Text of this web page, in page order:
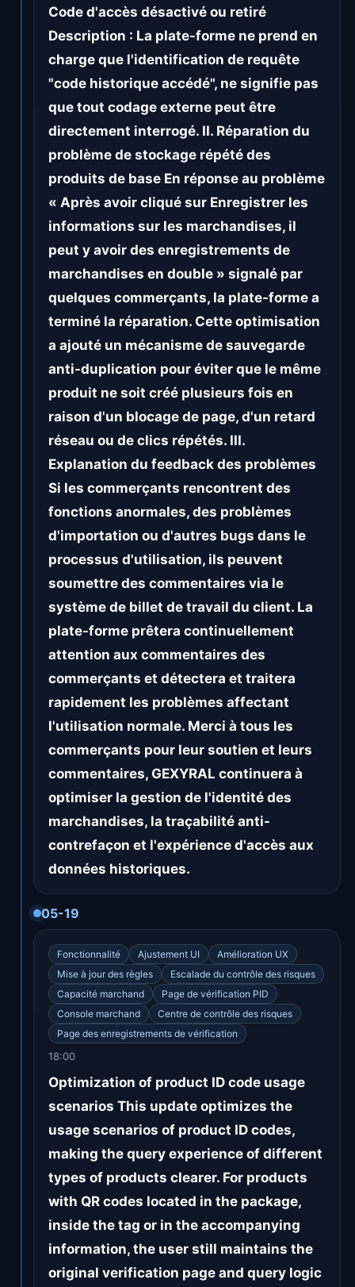
Code d'accès désactivé ou retiré
Description : La plate-forme ne prend en
charge que l'identification de requête
"code historique accédé", ne signifie pas
que tout codage externe peut être
directement interrogé. II. Réparation du
problème de stockage répété des
produits de base En réponse au problème
« Après avoir cliqué sur Enregistrer les
informations sur les marchandises, il
peut y avoir des enregistrements de
marchandises en double » signalé par
quelques commerçants, la plate-forme a
terminé la réparation. Cette optimisation
a ajouté un mécanisme de sauvegarde
anti-duplication pour éviter que le même
produit ne soit créé plusieurs fois en
raison d'un blocage de page, d'un retard
réseau ou de clics répétés. III.
Explanation du feedback des problèmes
Si les commerçants rencontrent des
fonctions anormales, des problèmes
d'importation ou d'autres bugs dans le
processus d'utilisation, ils peuvent
soumettre des commentaires via le
système de billet de travail du client. La
plate-forme prêtera continuellement
attention aux commentaires des
commerçants et détectera et traitera
rapidement les problèmes affectant
l'utilisation normale. Merci à tous les
commerçants pour leur soutien et leurs
commentaires, GEXYRAL continuera à
optimiser la gestion de l'identité des
marchandises, la traçabilité anti-
contrefaçon et l'expérience d'accès aux
données historiques.
05-19
Fonctionnalité Ajustement UI
Amélioration UX
Mise à jour des règles
Escalade du contrôle des risques
Capacité marchand
Page de vérification PID
Console marchand
Centre de contrôle des risques
Page des enregistrements de vérification
18:00
Optimization of product ID code usage
scenarios This update optimizes the
usage scenarios of product ID codes,
making the query experience of different
types of products clearer. For products
with QR codes located in the package,
inside the tag or in the accompanying
information, the user still maintains the
original verification page and query logic